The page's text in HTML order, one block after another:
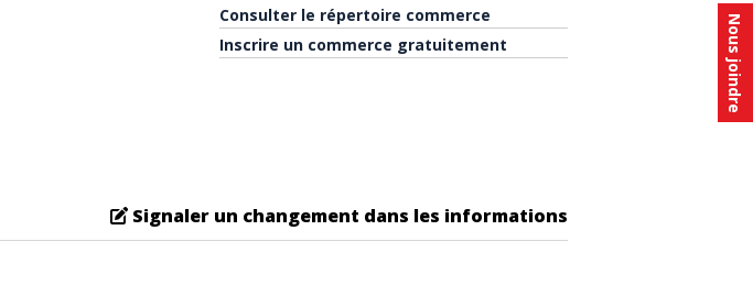
Nous joindre
Consulter le répertoire commerce
Inscrire un commerce gratuitement
Signaler un changement dans les informations